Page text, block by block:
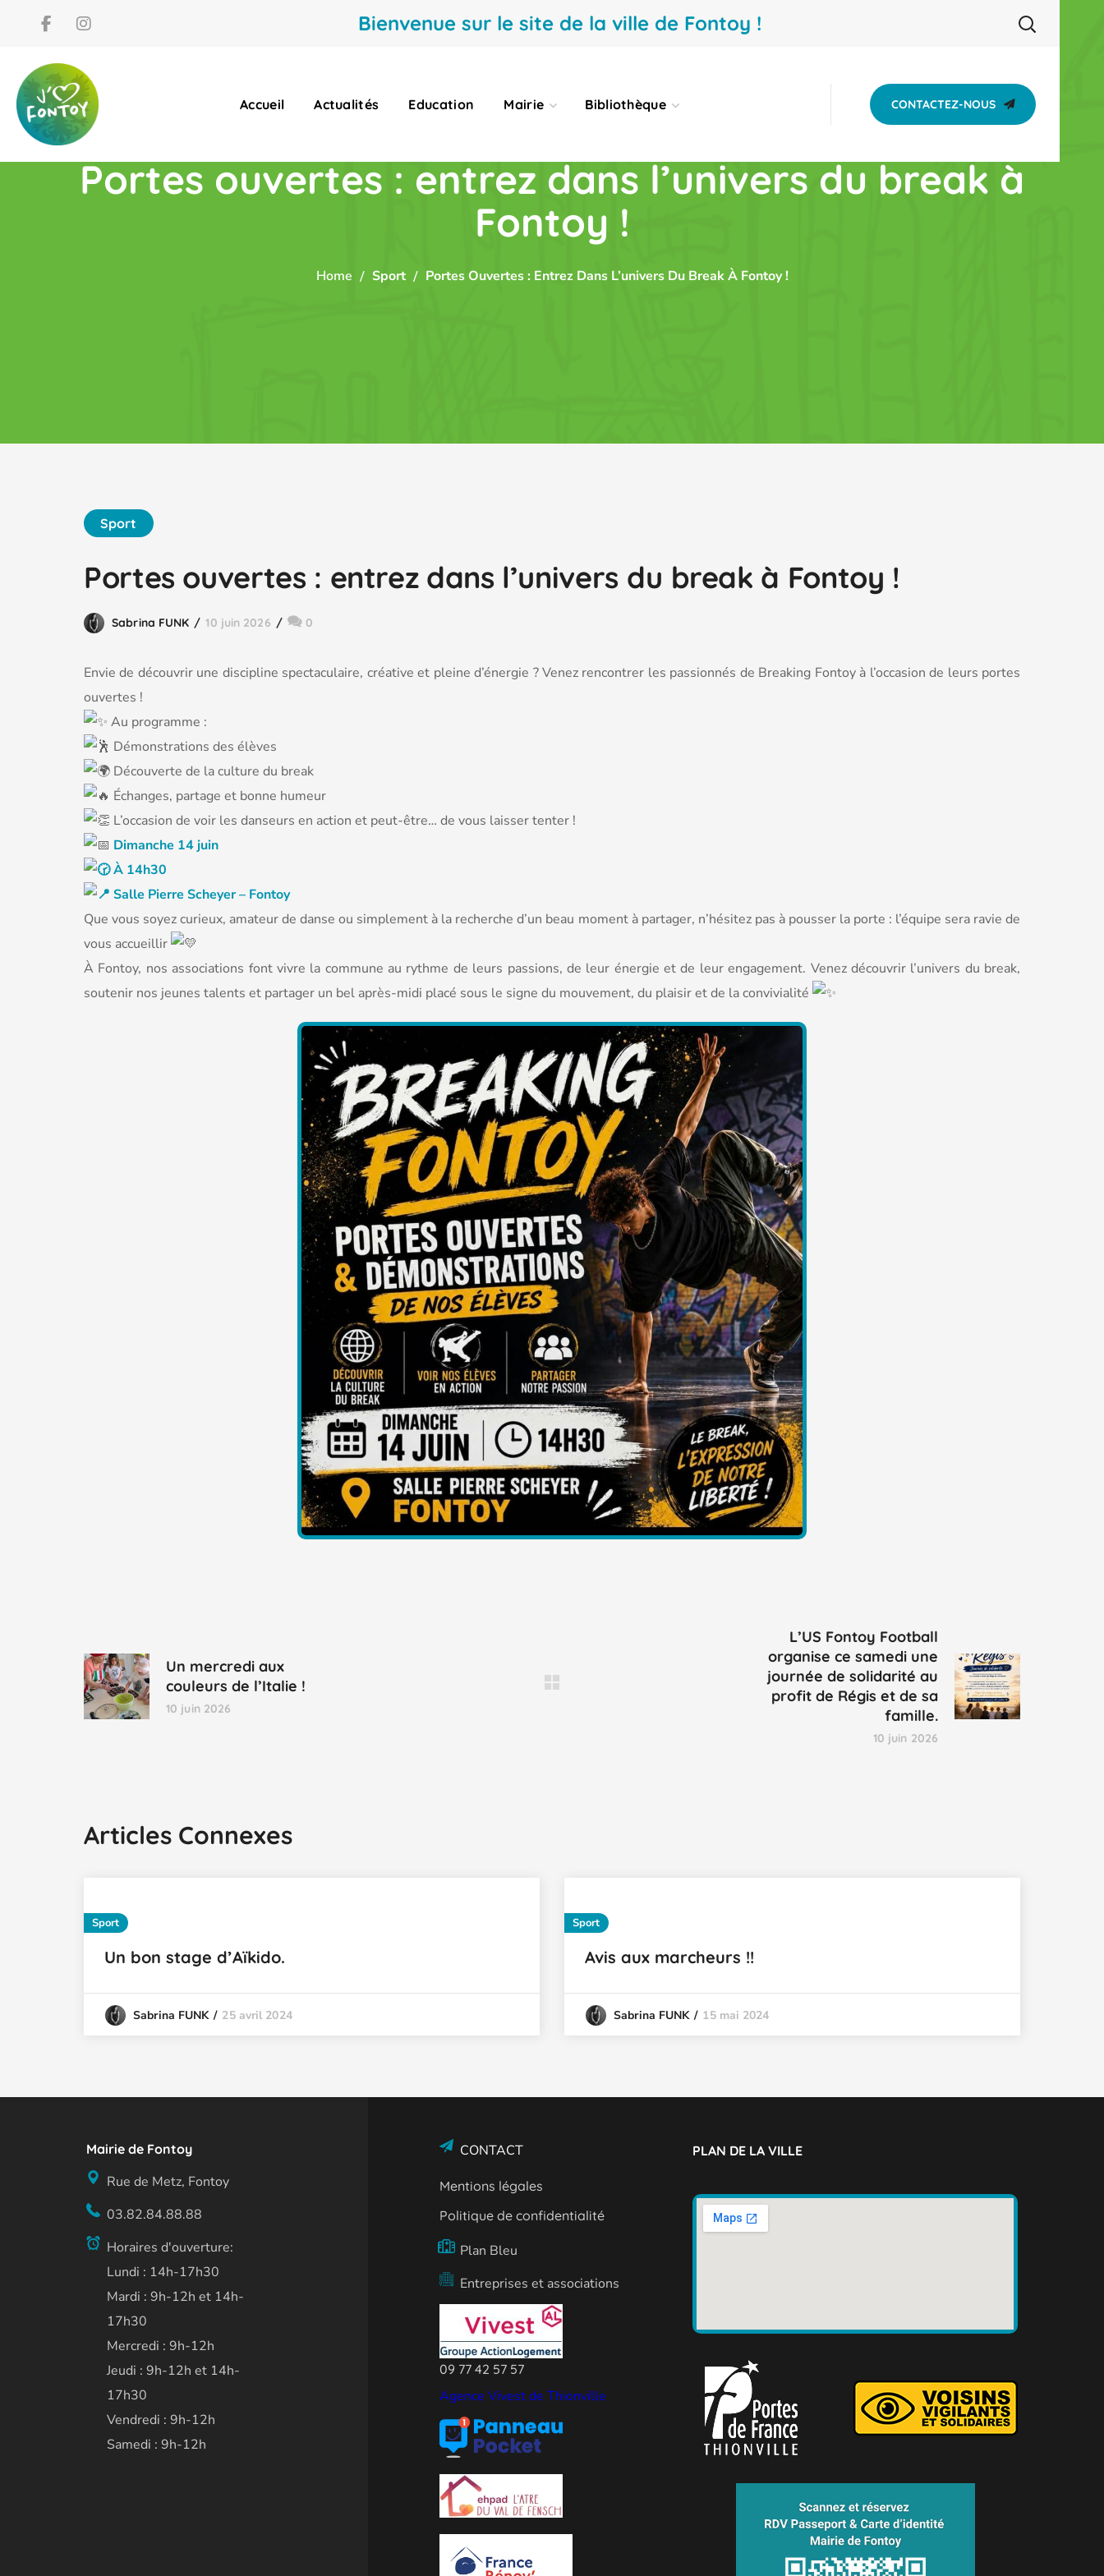
Bienvenue sur le site de la ville de Fontoy !
Accueil Actualités Education Mairie Bibliothèque CONTACTEZ-NOUS
Portes ouvertes : entrez dans l’univers du break à
Fontoy !
Home Sport Portes Ouvertes : Entrez Dans L’univers Du Break À Fontoy !
Sport
Portes ouvertes : entrez dans l’univers du break à Fontoy !
Sabrina FUNK 10 juin 2026 0
Envie de découvrir une discipline spectaculaire, créative et pleine d’énergie ? Venez rencontrer les passionnés de Breaking Fontoy à l’occasion de leurs portes
ouvertes !
Au programme :
Démonstrations des élèves
Découverte de la culture du break
Échanges, partage et bonne humeur
L’occasion de voir les danseurs en action et peut-être… de vous laisser tenter !
Dimanche 14 juin
À 14h30
Salle Pierre Scheyer – Fontoy
Que vous soyez curieux, amateur de danse ou simplement à la recherche d’un beau moment à partager, n’hésitez pas à pousser la porte : l’équipe sera ravie de
vous accueillir
À Fontoy, nos associations font vivre la commune au rythme de leurs passions, de leur énergie et de leur engagement. Venez découvrir l’univers du break,
soutenir nos jeunes talents et partager un bel après-midi placé sous le signe du mouvement, du plaisir et de la convivialité
Un mercredi aux
couleurs de l’Italie !
10 juin 2026
L’US Fontoy Football
organise ce samedi une
journée de solidarité au
profit de Régis et de sa
famille.
10 juin 2026
Articles Connexes
Sport
Un bon stage d’Aïkido.
Sabrina FUNK 25 avril 2024
Sport
Avis aux marcheurs !!
Sabrina FUNK 15 mai 2024
Mairie de Fontoy
Rue de Metz, Fontoy
03.82.84.88.88
Horaires d'ouverture:
Lundi : 14h-17h30
Mardi : 9h-12h et 14h-
17h30
Mercredi : 9h-12h
Jeudi : 9h-12h et 14h-
17h30
Vendredi : 9h-12h
Samedi : 9h-12h
CONTACT
Mentions légales
Politique de confidentialité
Plan Bleu
Entreprises et associations
09 77 42 57 57
Agence Vivest de Thionville
PLAN DE LA VILLE